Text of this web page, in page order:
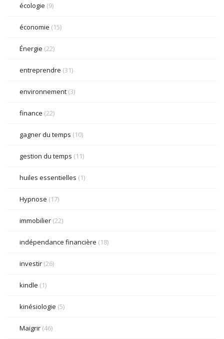
écologie (9)
économie (15)
Énergie (22)
entreprendre (31)
environnement (3)
finance (22)
gagner du temps (10)
gestion du temps (11)
huiles essentielles (1)
Hypnose (17)
immobilier (22)
indépendance financière (18)
investir (26)
kindle (1)
kinésiologie (5)
Maigrir (46)